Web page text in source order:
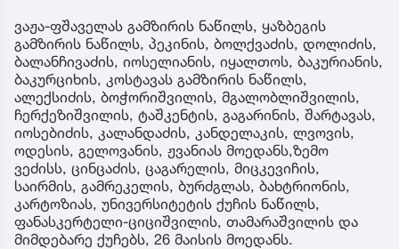
ვაჟა-ფშაველას გამზირის ნაწილს, ყაზბეგის
გამზირის ნაწილს, პეკინის, ბოლქვაძის, დოლიძის,
ბალანჩივაძის, იოსელიანის, იყალთოს, ბაკურიანის,
ბაკურციხის, კოსტავას გამზირის ნაწილს,
ალექსიძის, ბოჭორიშვილის, მგალობლიშვილის,
ჩერქეზიშვილის, ტაშკენტის, გაგარინის, შარტავას,
იოსებიძის, კალანდაძის, კანდელაკის, ლვოვის,
ოდესის, გელოვანის, ჟვანიას მოედანს,ზემო
ვეძისს, ცინცაძის, ცაგარელის, მიცკევიჩის,
საირმის, გამრეკელის, ბურძგლას, ბახტრიონის,
კარტოზიას, უნივერსიტეტის ქუჩის ნაწილს,
ფანასკერტელი-ციციშვილის, თამარაშვილის და
მიმდებარე ქუჩებს, 26 მაისის მოედანს.